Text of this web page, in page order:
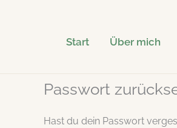
Start Über mich
Passwort
Hast du dein Passwort